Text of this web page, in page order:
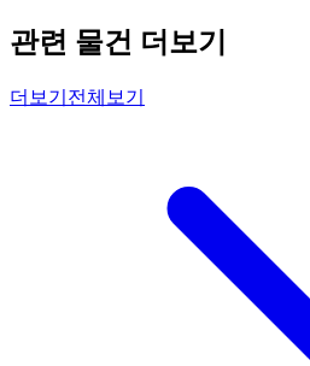
관련 물건 더보기
더보기 전체보기